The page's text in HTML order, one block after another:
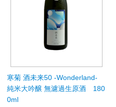
寒菊 酒未来50 -Wonderland-
純米大吟醸 無濾過生原酒 180
0ml